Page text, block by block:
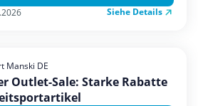
Siehe Details
Manski DE
Outlet-Sale: Starke Rabatte